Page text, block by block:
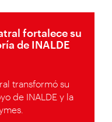
fortalece su
de INALDE
transformó su
de INALDE y la